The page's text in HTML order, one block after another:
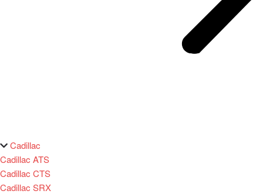
Cadillac
Cadillac ATS
Cadillac CTS
Cadillac SRX